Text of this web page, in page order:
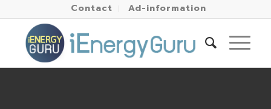
Contact Ad-information